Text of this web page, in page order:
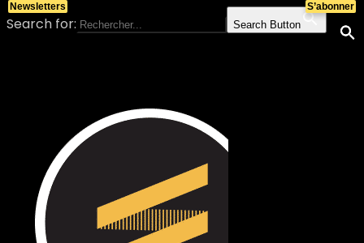
Search for: Search Button
S’abonner
Newsletters